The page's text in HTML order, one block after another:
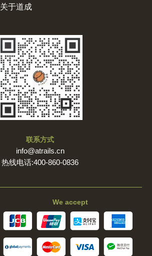
关于道成
联系方式
info@atrails.cn
热线电话:400-860-0836
We accept